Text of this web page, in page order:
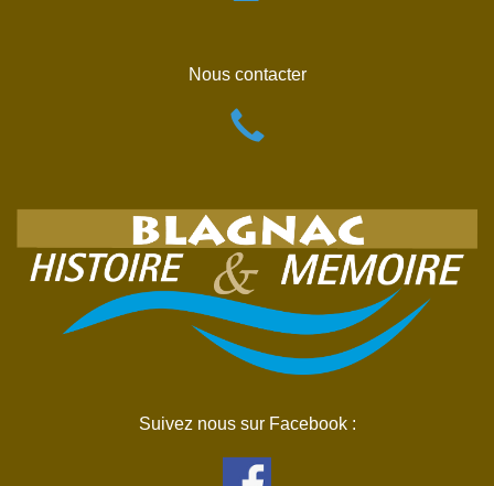
Nous contacter
Suivez nous sur Facebook :